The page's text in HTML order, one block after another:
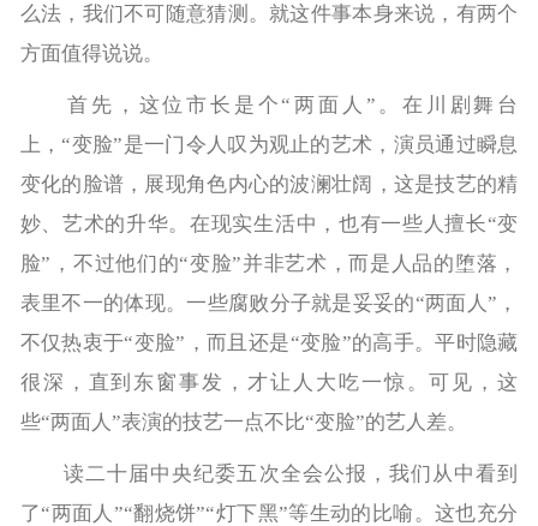
么法，我们不可随意猜测。就这件事本身来说，有两个
方面值得说说。
首先，这位市长是个“两面人”。在川剧舞台
上，“变脸”是一门令人叹为观止的艺术，演员通过瞬息
变化的脸谱，展现角色内心的波澜壮阔，这是技艺的精
妙、艺术的升华。在现实生活中，也有一些人擅长“变
脸”，不过他们的“变脸”并非艺术，而是人品的堕落，
表里不一的体现。一些腐败分子就是妥妥的“两面人”，
不仅热衷于“变脸”，而且还是“变脸”的高手。平时隐藏
很深，直到东窗事发，才让人大吃一惊。可见，这
些“两面人”表演的技艺一点不比“变脸”的艺人差。
读二十届中央纪委五次全会公报，我们从中看到
了“两面人”“翻烧饼”“灯下黑”等生动的比喻。这也充分